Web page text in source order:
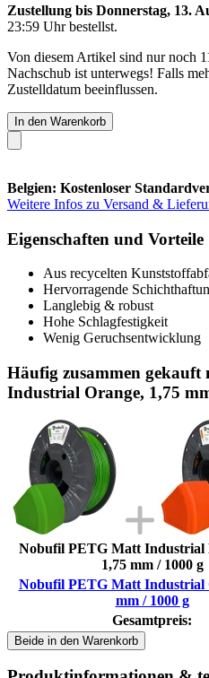
Zustellung bis Donnerstag, 13.
23:59 Uhrbestellst.
Von diesem Artikel sind nur noch
Nachschub ist unterwegs! Falls
Zustelldatum beeinflussen.
In den Warenkorb
Belgien: Kostenloser
Weitere Infos zu Versand &
Eigenschaften und Vorteile
Aus recycelten
Hervorragende
Langlebig & robust
Hohe Schlagfestigkeit
Wenig Geruchsentwicklung
Häufig zusammen
Industrial Orange, 1,75
Nobufil PETG Matt Industrial
1,75 mm / 1000 g
Nobufil PETG Matt Industrial
mm / 1000 g
Gesamtpreis:
Beide in den Warenkorb